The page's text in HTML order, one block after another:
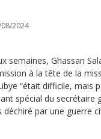
2024
semaines, Ghassan
à la tête de la
“était difficile, mais
spécial du secrétaire
déchiré par une guerre